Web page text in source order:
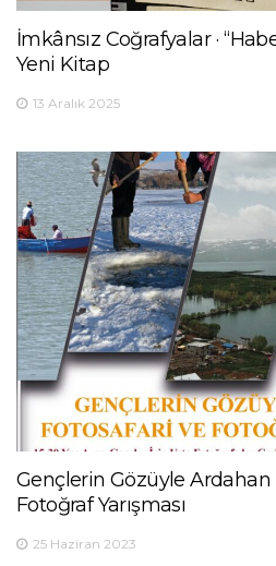
İmkânsız Coğrafyalar ·
Yeni Kitap
13 Aralık 2025
Gençlerin Gözüyle Ardahan
Fotoğraf Yarışması
25 Haziran 2023